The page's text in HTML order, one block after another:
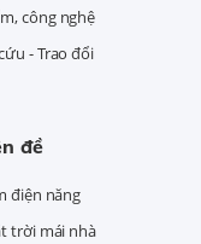
công nghệ
- Trao đổi
đề
điện năng
trời mái nhà